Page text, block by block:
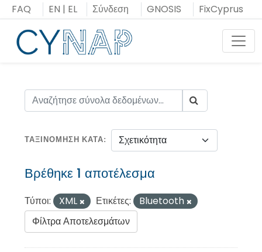
Μεταπήδηση
στο
περιεχόμενο
FAQ EN | EL Σύνδεση GNOSIS FixCyprus
ΤΑΞΙΝΌΜΗΣΗ ΚΑΤΆ
Βρέθηκε 1 αποτέλεσμα
Τύποι: XML Ετικέτες:
Bluetooth
Φίλτρα Αποτελεσμάτων